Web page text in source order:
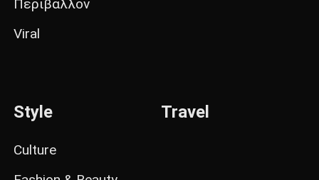
Περιβάλλον
Viral
Style
Culture
Travel